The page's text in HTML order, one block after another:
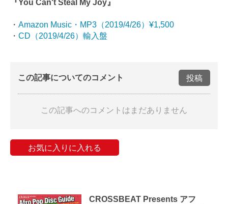
『You Can't Steal My Joy』
・ Amazon Music・MP3（2019/4/26）¥1,500
・ CD（2019/4/26）輸入盤
この記事についてのコメント 投稿
この記事へのコメントはまだありません
お気に入りに入れる
CROSSBEAT Presents アフ